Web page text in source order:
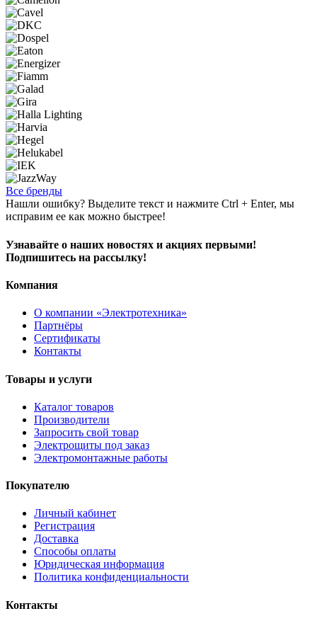
Все бренды
Нашли ошибку? Выделите текст и нажмите Ctrl + Enter, мы
исправим ее как можно быстрее!
Узнавайте о наших новостях и акциях первыми!
Подпишитесь на рассылку!
Компания
О компании «Электротехника»
Партнёры
Сертификаты
Контакты
Товары и услуги
Каталог товаров
Производители
Запросить свой товар
Электрощиты под заказ
Электромонтажные работы
Покупателю
Личный кабинет
Регистрация
Доставка
Способы оплаты
Юридическая информация
Политика конфиденциальности
Контакты